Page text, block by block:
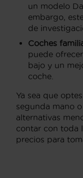
un modelo
embargo,
de
Coches
puede
bajo y un
coche.
Ya sea que
segunda mano
alternativas
contar con toda
precios para